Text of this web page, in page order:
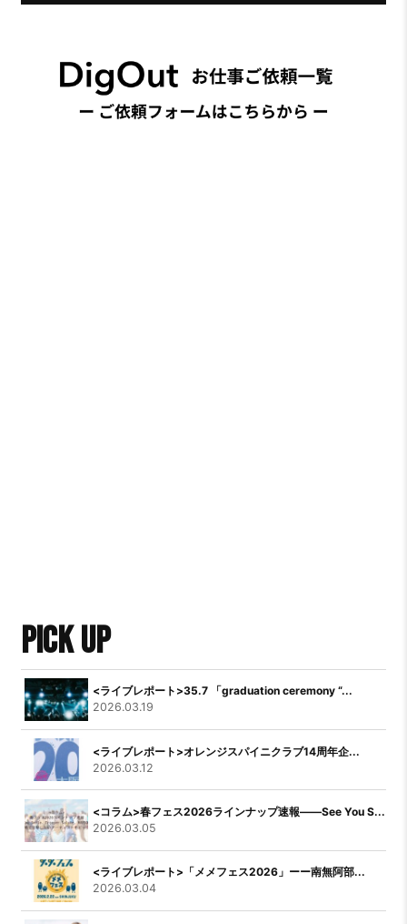
PICK UP
<ライブレポート>35.7 「graduation ceremony “...
2026.03.19
<ライブレポート>オレンジスパイニクラブ14周年企...
2026.03.12
<コラム>春フェス2026ラインナップ速報――See You S...
2026.03.05
<ライブレポート>「メメフェス2026」ーー南無阿部...
2026.03.04